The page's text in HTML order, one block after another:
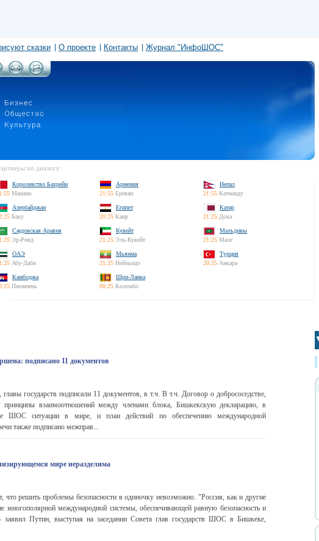
сказки О проекте Контакты Журнал "ИнфоШОС"
по диалогу:
Королевство Бахрейн
Манама
Армения
21:55 Ереван
Непал
21:55 Катманду
Азербайджан
Баку
Египет
20:25 Каир
Катар
21:25 Доха
Саудовская Аравия
Эр-Рияд
Кувейт
21:25 Эль-Кувейт
Мальдивы
21:25 Мале
ОАЭ
Абу-Даби
Мьянма
21:25 Нейпьидо
Турция
20:25 Анкара
Камбоджа
Пномпень
Шри-Ланка
00:25 Коломбо
подписано 11 документов
государств подписали 11 документов, в т.ч. В т.ч. Договор о добрососедстве,
принципы взаимоотношений между членами блока, Бишкекскую декларацию, в
ШОС ситуации в мире, и план действий по обеспечению международной
также подписано межправ...
мире неразделима
что решить проблемы безопасности в одиночку невозможно. "Россия, как и другие
многополярной международной системы, обеспечивающей равную безопасность и
заявил Путин, выступая на заседании Совета глав государств ШОС в Бишкеке,